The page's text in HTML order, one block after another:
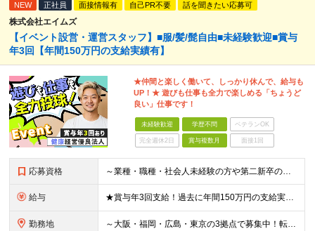
NEW 正社員 面接情報有 自己PR不要 話を聞きたい応募可
株式会社エイムズ
【イベント設営・運営スタッフ】■服/髪/髭自由■未経験歓迎■賞与
年3回【年間150万円の支給実績有】
★仲間と楽しく働いて、しっかり休んで、給与も
UP！★ 遊びも仕事も全力で楽しめる「ちょうど
良い」仕事です！
未経験歓迎 学歴不問 ベテランOK
完全週休2日 賞与複数月 面接1回
応募資格 ～業種・職種・社会人未経験の方や第二新卒の方も歓迎！～ ■学歴不問 ■35歳以下※若年層の長期キャリア形成を図るため ＼意欲重視の人物採用！ こんな方をお待ちしています／ ■チームでやり遂げる仕事が
給与 ★賞与年3回支給！過去に年間150万円の支給実績あり ■大阪・広島：月給23万3000円～35万円（固定残業代／月4万2000円～5万5000円含む） └試用期間中：月給22万5000円～（固定残業
勤務地 ～大阪・福岡・広島・東京の3拠点で募集中！転勤なし～ ※希望・住まいを考慮して決定します ■大阪支店 大阪府大阪市中央区瓦町3-3-16OWL瓦町ビル4Ｆ ■福岡本社 福岡県福岡市博多区博多駅東2